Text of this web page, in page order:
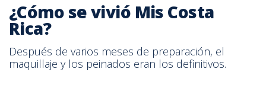
¿Cómo se vivió Mis Costa
Rica?
Después de varios meses de preparación, el
maquillaje y los peinados eran los definitivos.